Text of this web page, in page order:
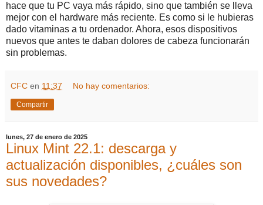
hace que tu PC vaya más rápido, sino que también se lleva
mejor con el hardware más reciente. Es como si le hubieras
dado vitaminas a tu ordenador. Ahora, esos dispositivos
nuevos que antes te daban dolores de cabeza funcionarán
sin problemas.
CFC en 11:37 No hay comentarios:
Compartir
lunes, 27 de enero de 2025
Linux Mint 22.1: descarga y
actualización disponibles, ¿cuáles son
sus novedades?